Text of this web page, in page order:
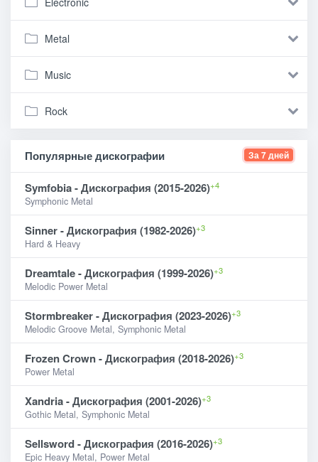
Metal
Music
Rock
Популярные дискографии За 7 дней
Symfobia - Дискография (2015-2026)+4
Symphonic Metal
Sinner - Дискография (1982-2026)+3
Hard & Heavy
Dreamtale - Дискография (1999-2026)+3
Melodic Power Metal
Stormbreaker - Дискография (2023-2026)+3
Melodic Groove Metal, Symphonic Metal
Frozen Crown - Дискография (2018-2026)+3
Power Metal
Xandria - Дискография (2001-2026)+3
Gothic Metal, Symphonic Metal
Sellsword - Дискография (2016-2026)+3
Epic Heavy Metal, Power Metal